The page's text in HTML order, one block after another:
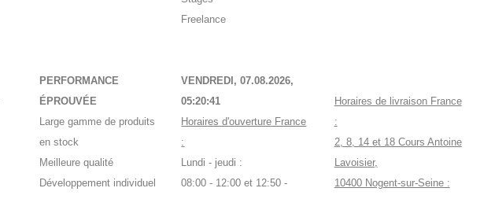
Freelance
PERFORMANCE
ÉPROUVÉE
Large gamme de produits
en stock
Meilleure qualité
Développement individuel
VENDREDI, 07.08.2026,
05:20:41
Horaires d'ouverture France
:
Lundi - jeudi :
08:00 - 12:00 et 12:50 -
Horaires de livraison France
:
2, 8, 14 et 18 Cours Antoine
Lavoisier,
10400 Nogent-sur-Seine :